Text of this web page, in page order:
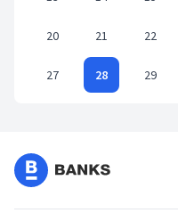
20 21 22
27 28 29